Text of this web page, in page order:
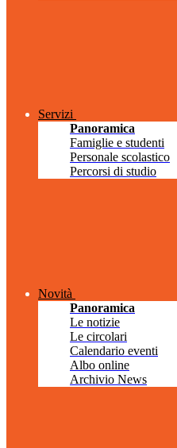
Servizi
Panoramica
Famiglie e studenti
Personale scolastico
Percorsi di studio
Novità
Panoramica
Le notizie
Le circolari
Calendario eventi
Albo online
Archivio News